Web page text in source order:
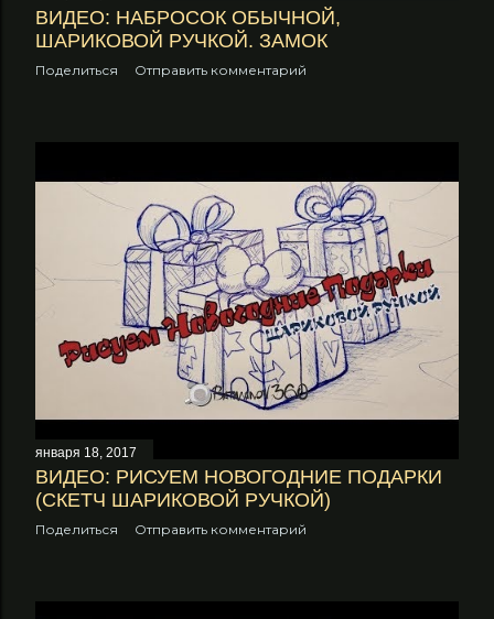
ВИДЕО: НАБРОСОК ОБЫЧНОЙ,
ШАРИКОВОЙ РУЧКОЙ. ЗАМОК
Поделиться Отправить комментарий
января 18, 2017
ВИДЕО: РИСУЕМ НОВОГОДНИЕ ПОДАРКИ
(СКЕТЧ ШАРИКОВОЙ РУЧКОЙ)
Поделиться Отправить комментарий